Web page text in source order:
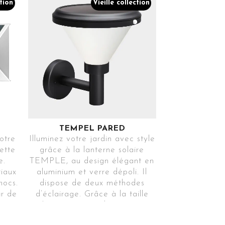
Choisissez entre
les différents
modes de
fonctionnement
CHARGEMENT
VIA USB
Comprend une
entrée USB, pour
2 OPTIONS DE
MONTAGE
Installer le
panneau solaire en
suspension ou
comme balise
de
Vieille collection
TEMPEL PARED
Illuminez votre jardin avec style
grâce à la lanterne solaire
TEMPLE, au design élégant en
aluminium et verre dépoli. Il
dispose de deux méthodes
d’éclairage. Grâce à la taille